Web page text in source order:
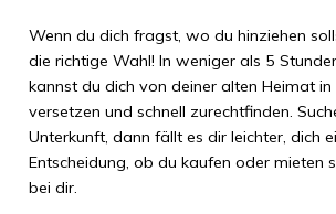
Wenn du dich fragst, wo du hinziehen
die richtige Wahl! In weniger als 5
kannst du dich von deiner alten Heimat in
versetzen und schnell zurechtfinden.
Unterkunft, dann fällt es dir leichter, dich
Entscheidung, ob du kaufen oder mieten
bei dir.